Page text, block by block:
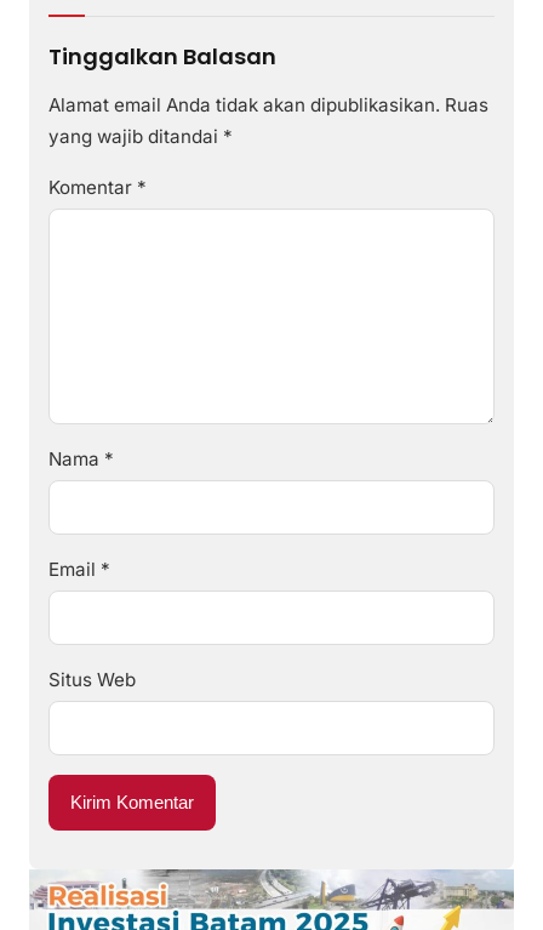
Tinggalkan Balasan
Alamat email Anda tidak akan dipublikasikan. Ruas
yang wajib ditandai *
Komentar *
Nama *
Email *
Situs Web